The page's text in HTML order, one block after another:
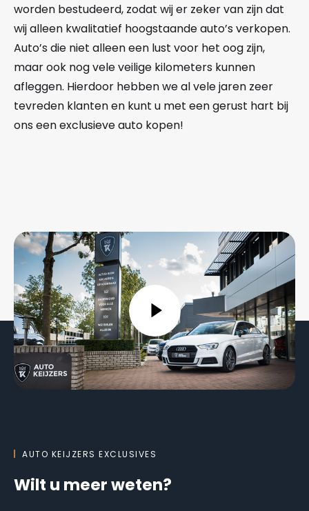
worden bestudeerd, zodat wij er zeker van zijn dat
wij alleen kwalitatief hoogstaande auto’s verkopen.
Auto’s die niet alleen een lust voor het oog zijn,
maar ook nog vele veilige kilometers kunnen
afleggen. Hierdoor hebben we al vele jaren zeer
tevreden klanten en kunt u met een gerust hart bij
ons een exclusieve auto kopen!
AUTO KEIJZERS EXCLUSIVES
Wilt u meer weten?